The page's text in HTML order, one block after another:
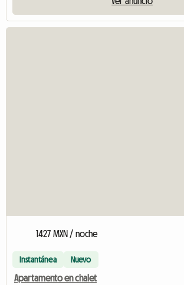
1427 MXN / noche
Instantánea Nuevo
Apartamento en chalet